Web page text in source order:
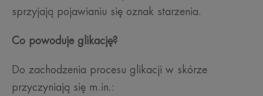
sprzyjają pojawianiu się oznak starzenia.
Co powoduje glikację?
Do zachodzenia procesu glikacji w skórze
przyczyniają się m.in.: